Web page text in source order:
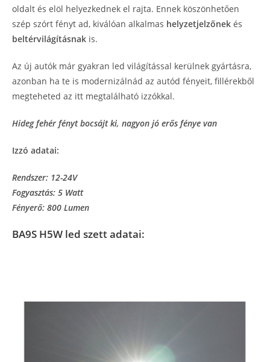
oldalt és elöl helyezkednek el rajta. Ennek köszönhetően
szép szórt fényt ad, kiválóan alkalmas helyzetjelzőnek és
beltérvilágításnak is.
Az új autók már gyakran led világítással kerülnek gyártásra,
azonban ha te is modernizálnád az autód fényeit, fillérekből
megteheted az itt megtalálható izzókkal.
Hideg fehér fényt bocsájt ki, nagyon jó erős fénye van
Izzó adatai:
Rendszer: 12-24V
Fogyasztás: 5 Watt
Fényerő: 800 Lumen
BA9S H5W led szett adatai: